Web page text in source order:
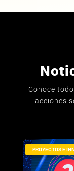
Conoce
acciones
PROYECTOS E